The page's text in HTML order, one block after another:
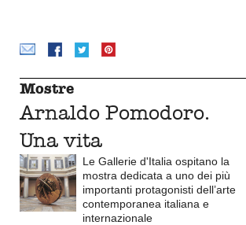
Mostre
Arnaldo Pomodoro.
Una vita
Le Gallerie d'Italia ospitano la
mostra dedicata a uno dei più
importanti protagonisti dell’arte
contemporanea italiana e
internazionale